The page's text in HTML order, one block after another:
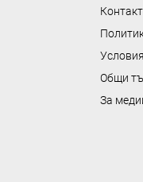
Контакт
Общи
За